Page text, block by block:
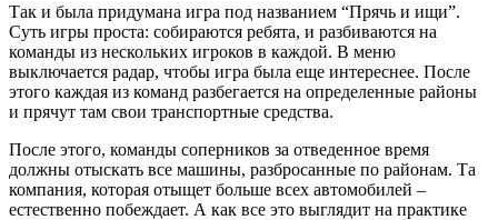
Так и была придумана игра под названием “Прячь и ищи”.
Суть игры проста: собираются ребята, и разбиваются на
команды из нескольких игроков в каждой. В меню
выключается радар, чтобы игра была еще интереснее. После
этого каждая из команд разбегается на определенные районы
и прячут там свои транспортные средства.
После этого, команды соперников за отведенное время
должны отыскать все машины, разбросанные по районам. Та
компания, которая отыщет больше всех автомобилей –
естественно побеждает. А как все это выглядит на практике